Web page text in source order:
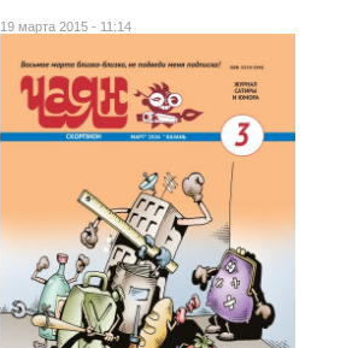
19 марта 2015 - 11:14